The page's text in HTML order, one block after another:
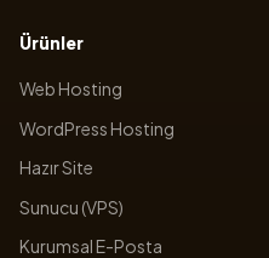
Ürünler
Web Hosting
WordPress Hosting
Hazır Site
Sunucu (VPS)
Kurumsal E-Posta